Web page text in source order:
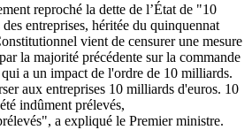
reproché la dette de l’État de "10
entreprises, héritée du quinquennat
vient de censurer une mesure
la majorité précédente sur la commande
a un impact de l'ordre de 10 milliards.
aux entreprises 10 milliards d'euros. 10
indûment prélevés,
a expliqué le Premier ministre.